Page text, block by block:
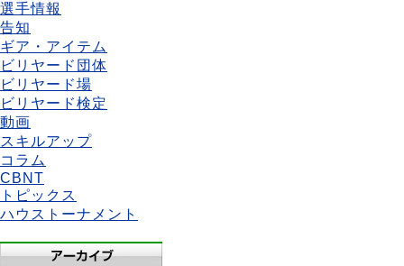
選手情報
告知
ギア・アイテム
ビリヤード団体
ビリヤード場
ビリヤード検定
動画
スキルアップ
コラム
CBNT
トピックス
ハウストーナメント